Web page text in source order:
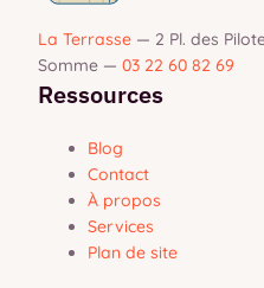
La Terrasse — 2 Pl. des
Somme — 03 22 60 82 69
Ressources
Blog
Contact
À propos
Services
Plan de site